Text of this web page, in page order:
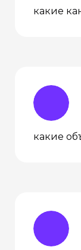
какие
какие